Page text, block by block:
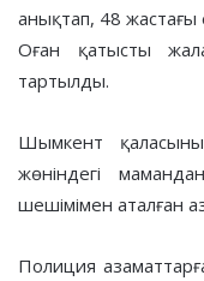
анықтап, 48 жастағы
Оған қатысты
тартылды.
Шымкент
жөніндегі
шешімімен аталған
Полиция